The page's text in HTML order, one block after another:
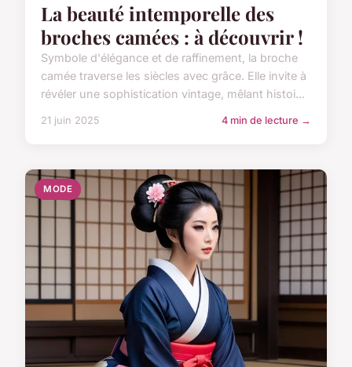
La beauté intemporelle des
broches camées : à découvrir !
Symbole d'élégance et de raffinement, la broche
camée traverse les siècles avec grâce. Elle invite à
révéler une sophistication vintage, mêlant histoi...
21 juin 2025 4 min de lecture →
MODE